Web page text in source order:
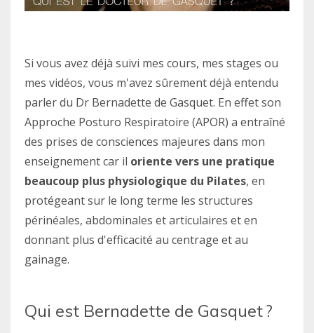
Si vous avez déjà suivi mes cours, mes stages ou
mes vidéos, vous m'avez sûrement déjà entendu
parler du Dr Bernadette de Gasquet. En effet son
Approche Posturo Respiratoire (APOR) a entraîné
des prises de consciences majeures dans mon
enseignement car il oriente vers une pratique
beaucoup plus physiologique du Pilates, en
protégeant sur le long terme les structures
périnéales, abdominales et articulaires et en
donnant plus d'efficacité au centrage et au
gainage.
Qui est Bernadette de Gasquet ?